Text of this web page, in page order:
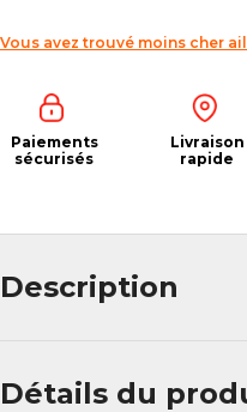
Vous avez trouvé moins cher
Paiements
sécurisés
Livraison
rapide
Description
Détails du